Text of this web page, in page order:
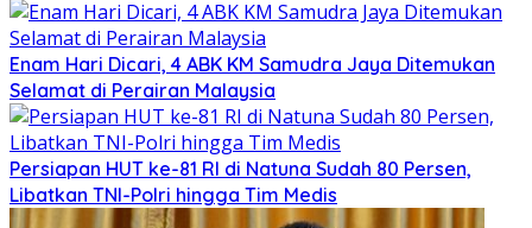
Enam Hari Dicari, 4 ABK KM Samudra Jaya Ditemukan
Selamat di Perairan Malaysia
Persiapan HUT ke-81 RI di Natuna Sudah 80 Persen,
Libatkan TNI-Polri hingga Tim Medis